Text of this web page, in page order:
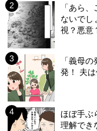
「あら
ないで
視？悪意
「義母
発！ 夫
ほぼ手ぶ
理解でき